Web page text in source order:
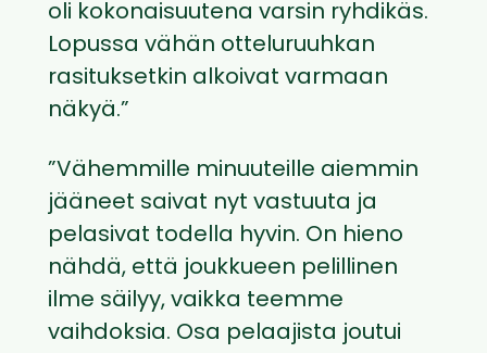
oli kokonaisuutena varsin ryhdikäs.
Lopussa vähän otteluruuhkan
rasituksetkin alkoivat varmaan
näkyä.”
”Vähemmille minuuteille aiemmin
jääneet saivat nyt vastuuta ja
pelasivat todella hyvin. On hieno
nähdä, että joukkueen pelillinen
ilme säilyy, vaikka teemme
vaihdoksia. Osa pelaajista joutui